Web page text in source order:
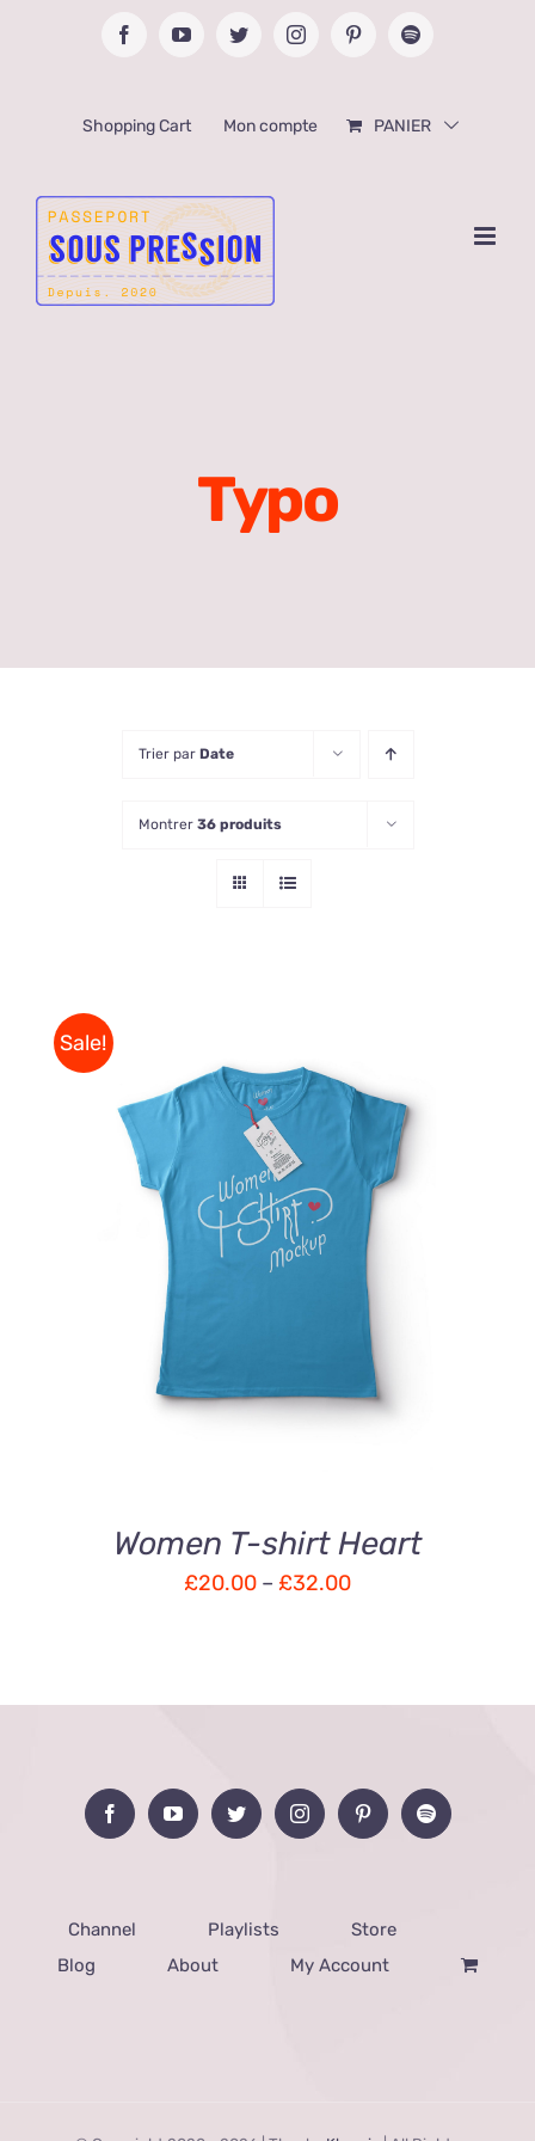
FacebookYouTubeTwitterInstagramPinterestSpotify
Shopping Cart Mon compte PANIER
Typo
Trier par Date
Montrer 36 produits
Sale!
DÉTAILS
Women T-shirt Heart
£20.00 – £32.00
Channel Playlists
Store
Blog
About My Account